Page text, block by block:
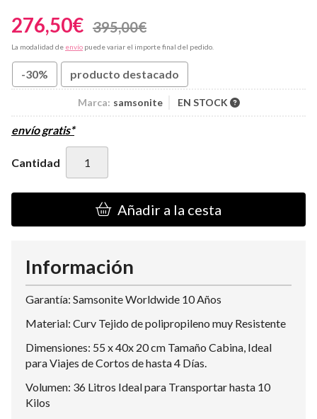
276,50€ 395,00€
La modalidad de envío puede variar el importe final del pedido.
-30% producto destacado
Marca: samsonite EN STOCK
envío gratis*
Cantidad
Añadir a la cesta
Información
Garantía: Samsonite Worldwide 10 Años
Material: Curv Tejido de polipropileno muy Resistente
Dimensiones: 55 x 40x 20 cm Tamaño Cabina, Ideal
para Viajes de Cortos de hasta 4 Días.
Volumen: 36 Litros Ideal para Transportar hasta 10
Kilos